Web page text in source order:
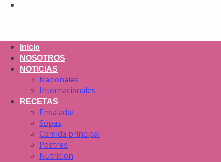
Inicio
NOSOTROS
NOTICIAS
Nacionales
Internacionales
RECETAS
Ensaladas
Sopas
Comida principal
Postres
Nutrición